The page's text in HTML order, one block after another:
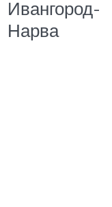
Ивангород-
Нарва